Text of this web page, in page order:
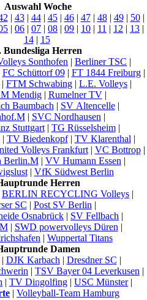
Auswahl Woche
| 43| 44| 45| 46| 47| 48| 49| 50|
| 06 | 07 | 08 | 09 | 10 | 11 | 12 | 13 |
14| 15
Bundesliga Herren
Sonthofen | Berliner TSC |
FC Schüttorf 09| FT 1844 Freiburg|
| FTM Schwabing | L.E. Volleys |
Mendig| Rumelner TV|
Baumbach | SV Altencelle|
| SVC Nordhausen |
Stuttgart| TG Rüsselsheim|
| TV Biedenkopf| TV Klarenthal |
Volleys Frankfurt| VC Bottrop|
Berlin.M| VV Humann Essen |
| VfK Südwest Berlin
Herren
BERLIN RECYCLING Volleys |
SC | Post SV Berlin |
Osnabrück | SV Fellbach |
| SWD powervolleys Düren |
| Wuppertal Titans
Damen
| DJK Karbach | Dresdner SC |
| TSV Bayer 04 Leverkusen |
| TV Dingolfing | USC Münster|
| Volleyball-Team Hamburg